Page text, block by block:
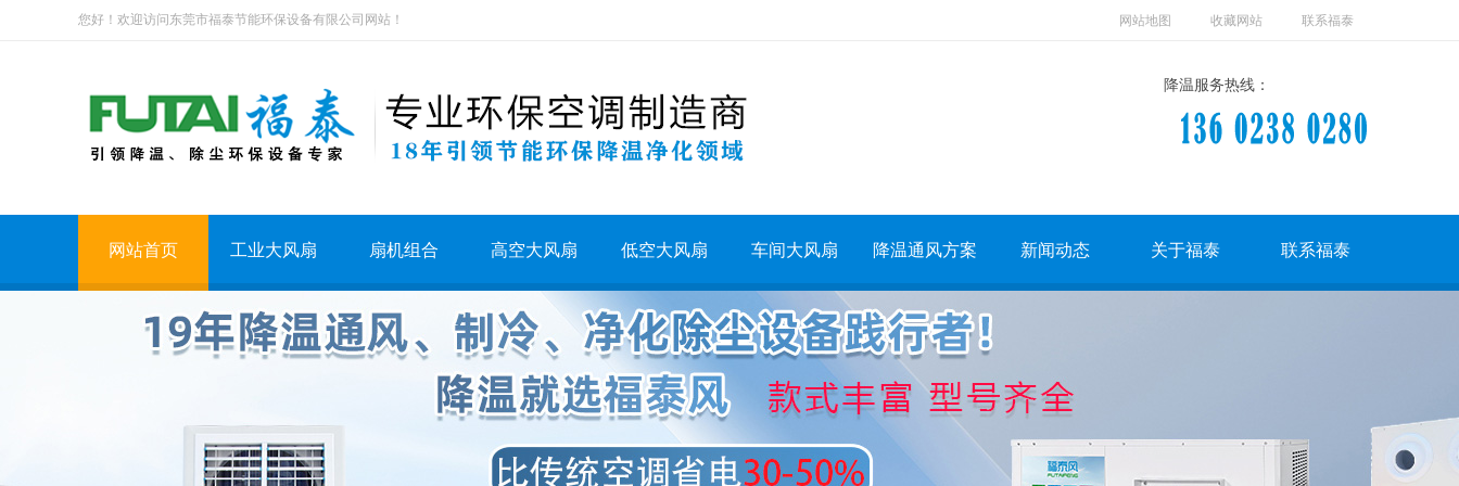
您好！欢迎访问东莞市福泰节能环保设备有限公司网站！ 网站地图 收藏网站 联系福泰
降温服务热线：
网站首页 工业大风扇 扇机组合 高空大风扇 低空大风扇 车间大风扇 降温通风方案 新闻动态 关于福泰 联系福泰